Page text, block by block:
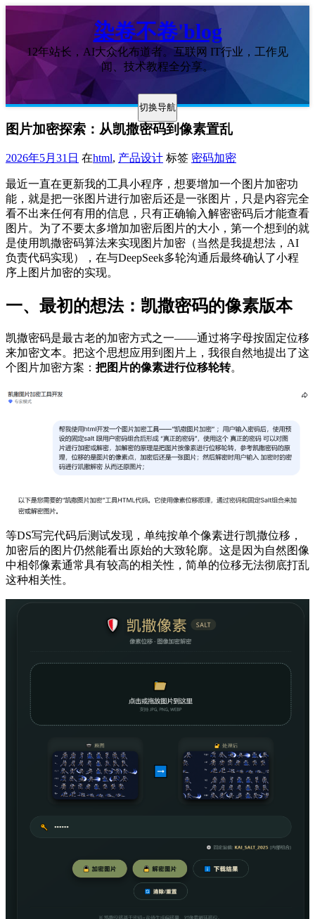
染卷不卷'blog
12年站长，AI大众化布道者。互联网 IT行业，工作见
闻、技术教程全分享。
切换导航
图片加密探索：从凯撒密码到像素置乱
2026年5月31日 在html, 产品设计 标签 密码加密
最近一直在更新我的工具小程序，想要增加一个图片加密功
能，就是把一张图片进行加密后还是一张图片，只是内容完全
看不出来任何有用的信息，只有正确输入解密密码后才能查看
图片。为了不要太多增加加密后图片的大小，第一个想到的就
是使用凯撒密码算法来实现图片加密（当然是我提想法，AI
负责代码实现），在与DeepSeek多轮沟通后最终确认了小程
序上图片加密的实现。
一、最初的想法：凯撒密码的像素版本
凯撒密码是最古老的加密方式之一——通过将字母按固定位移
来加密文本。把这个思想应用到图片上，我很自然地提出了这
个图片加密方案： 把图片的像素进行位移轮转。
等DS写完代码后测试发现，单纯按单个像素进行凯撒位移，
加密后的图片仍然能看出原始的大致轮廓。这是因为自然图像
中相邻像素通常具有较高的相关性，简单的位移无法彻底打乱
这种相关性。